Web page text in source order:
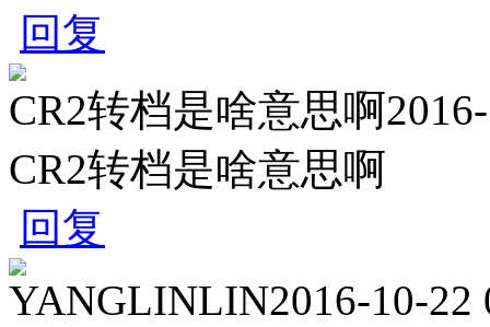
回复
CR2转档是啥意思啊
CR2转档是啥意思啊
回复
YANGLINLIN2016-10-22